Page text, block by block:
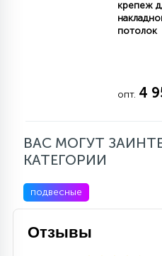
крепеж
потолок
опт. 4
ВАС МОГУТ
КАТЕГОРИИ
подвесные
Отзывы